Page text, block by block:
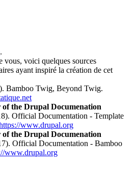
.
vous, voici quelques sources
ayant inspiré la création de cet
Bamboo Twig, Beyond Twig.
the Drupal Documenation
Official Documentation - Template
www.drupal.org
the Drupal Documenation
Official Documentation - Bamboo
www.drupal.org